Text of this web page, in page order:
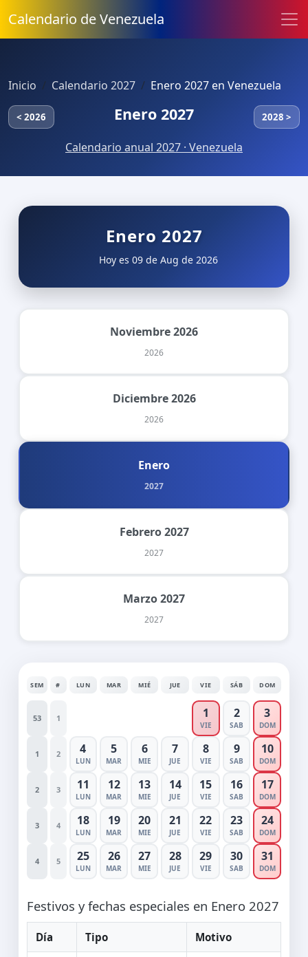
Calendario de Venezuela
Inicio Calendario 2027 Enero 2027 en Venezuela
< 2026 Enero 2027 2028 >
Calendario anual 2027 · Venezuela
Enero 2027
Hoy es 09 de Aug de 2026
Noviembre 2026
2026
Diciembre 2026
2026
Enero
2027
Febrero 2027
2027
Marzo 2027
2027
SEM # LUN MAR MIÉ JUE VIE SÁB DOM
53 1 1
VIE
2
SAB
3
DOM
1 2 4
LUN
5
MAR
6
MIE
7
JUE
8
VIE
9
SAB
10
DOM
2 3 11
LUN
12
MAR
13
MIE
14
JUE
15
VIE
16
SAB
17
DOM
3 4 18
LUN
19
MAR
20
MIE
21
JUE
22
VIE
23
SAB
24
DOM
4 5 25
LUN
26
MAR
27
MIE
28
JUE
29
VIE
30
SAB
31
DOM
Festivos y fechas especiales en Enero 2027
Día Tipo Motivo